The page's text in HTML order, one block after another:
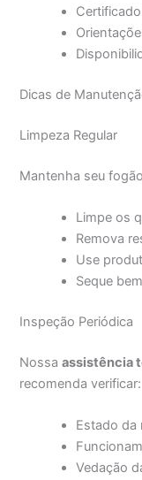
Dicas de
Limpeza Regular
Mantenha seu
Limpe os
Remova
Use
Seque
Inspeção Periódica
Nossaassistência
recomenda verificar:
Estado da
Vedação